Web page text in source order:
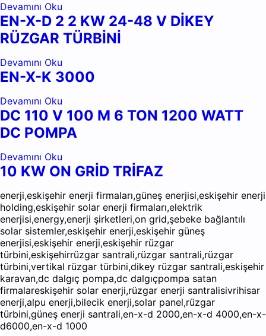
Devamını Oku
EN-X-D 2 2 KW 24-48 V DİKEY
RÜZGAR TÜRBİNİ
Devamını Oku
EN-X-K 3000
Devamını Oku
DC 110 V 100 M 6 TON 1200 WATT
DC POMPA
Devamını Oku
10 KW ON GRİD TRİFAZ
enerji,eskişehir enerji firmaları,güneş enerjisi,eskişehir enerji
holding,eskişehir solar enerji firmaları,elektrik
enerjisi,energy,enerji şirketleri,on grid,şebeke bağlantılı
solar sistemler,eskişehir enerji,eskişehir güneş
enerjisi,eskişehir enerji,eskişehir rüzgar
türbini,eskişehirrüzgar santrali,rüzgar santrali,rüzgar
türbini,vertikal rüzgar türbini,dikey rüzgar santrali,eskişehir
karavan,dc dalgıç pompa,dc dalgıçpompa satan
firmalareskişehir solar enerji,rüzgar enerji santralisivrihisar
enerji,alpu enerji,bilecik enerji,solar panel,rüzgar
türbini,güneş enerji santrali,en-x-d 2000,en-x-d 4000,en-x-
d6000,en-x-d 1000